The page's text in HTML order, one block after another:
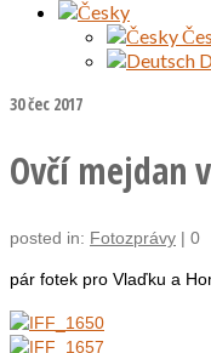
30čec 2017
Ovčí mejdan
posted in: Fotozprávy | 0
pár fotek pro Vlaďku a